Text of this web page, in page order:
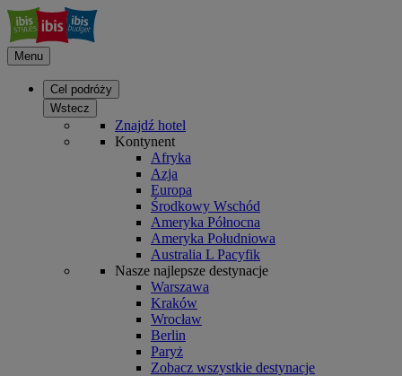
Menu
Cel podróży
Wstecz
Znajdź hotel
Kontynent
Afryka
Azja
Europa
Środkowy Wschód
Ameryka Północna
Ameryka Południowa
Australia L Pacyfik
Nasze najlepsze destynacje
Warszawa
Kraków
Wrocław
Berlin
Paryż
Zobacz wszystkie destynacje